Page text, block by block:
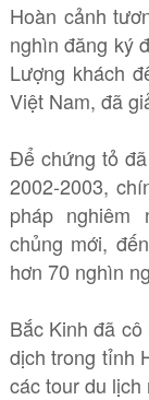
Hoàn cảnh
nghìn đăng ký
Lượng khách
Việt Nam, đã
Để chứng tỏ
2002-2003,
pháp nghiêm
chủng mới,
hơn 70 nghìn
Bắc Kinh đã
dịch trong tỉnh
các tour du